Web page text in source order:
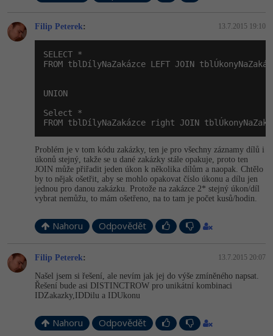
Filip Peterek: 13.7.2015 19:10
SELECT *
FROM tblDílyNaZakázce LEFT JOIN
UNION
Select *
FROM tblDílyNaZakázce right JOIN
Problém je v tom kódu zakázky, ten je pro všechny záznamy dílů i
úkonů stejný, takže se u dané zakázky stále opakuje, proto ten
JOIN může přiřadit jeden úkon k několika dílům a naopak. Chtělo
by to nějak ošetřit, aby se mohlo opakovat číslo úkonu a dílu jen
jednou pro danou zakázku. Protože na zakázce 2* stejný úkon/díl
vybrat nemůžu, to mám ošetřeno, na to tam je počet kusů/hodin.
Nahoru Odpovědět
Filip Peterek: 13.7.2015 20:07
Našel jsem si řešení, ale nevím jak jej do výše zmíněného napsat.
Řešení bude asi DISTINCTROW pro unikátní kombinaci
IDZakazky,IDDilu a IDUkonu
Nahoru Odpovědět